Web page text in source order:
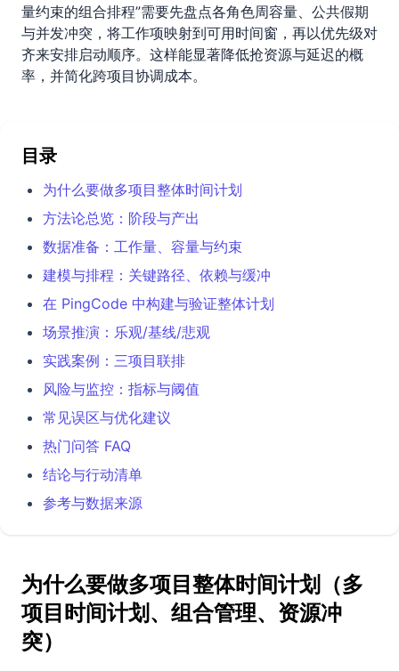
量约束的组合排程”需要先盘点各角色周容量、公共假期
与并发冲突，将工作项映射到可用时间窗，再以优先级对
齐来安排启动顺序。这样能显著降低抢资源与延迟的概
率，并简化跨项目协调成本。
目录
为什么要做多项目整体时间计划
方法论总览：阶段与产出
数据准备：工作量、容量与约束
建模与排程：关键路径、依赖与缓冲
在 PingCode 中构建与验证整体计划
场景推演：乐观/基线/悲观
实践案例：三项目联排
风险与监控：指标与阈值
常见误区与优化建议
热门问答 FAQ
结论与行动清单
参考与数据来源
为什么要做多项目整体时间计划（多
项目时间计划、组合管理、资源冲
突）